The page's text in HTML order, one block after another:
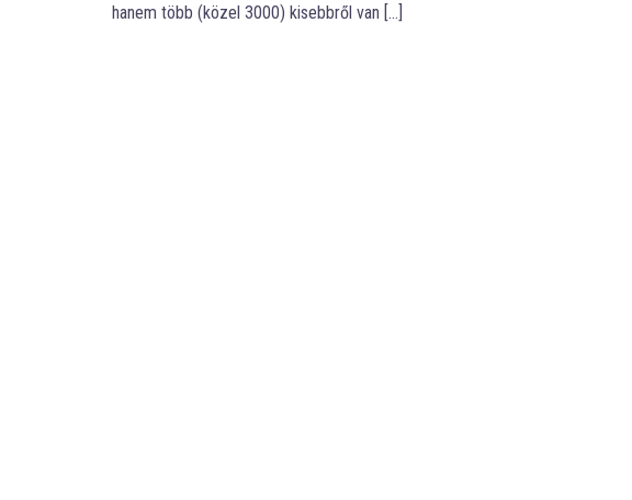
hanem több (közel 3000) kisebbről van […]